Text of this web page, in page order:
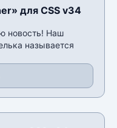
для CSS v34
новость! Наш
называется